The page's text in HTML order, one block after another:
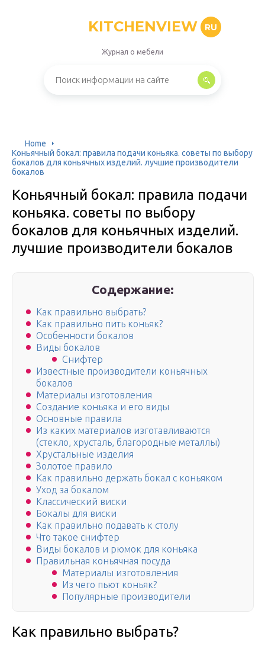
KITCHENVIEW RU
Журнал о мебели
Home
Коньячный бокал: правила подачи коньяка. советы по выбору
бокалов для коньячных изделий. лучшие производители
бокалов
Коньячный бокал: правила подачи
коньяка. советы по выбору
бокалов для коньячных изделий.
лучшие производители бокалов
Содержание:
Как правильно выбрать?
Как правильно пить коньяк?
Особенности бокалов
Виды бокалов
Снифтер
Известные производители коньячных
бокалов
Материалы изготовления
Создание коньяка и его виды
Основные правила
Из каких материалов изготавливаются
(стекло, хрусталь, благородные металлы)
Хрустальные изделия
Золотое правило
Как правильно держать бокал с коньяком
Уход за бокалом
Классический виски
Бокалы для виски
Как правильно подавать к столу
Что такое снифтер
Виды бокалов и рюмок для коньяка
Правильная коньячная посуда
Материалы изготовления
Из чего пьют коньяк?
Популярные производители
Как правильно выбрать?